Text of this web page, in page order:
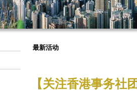
最新活动
【关注香港事务社